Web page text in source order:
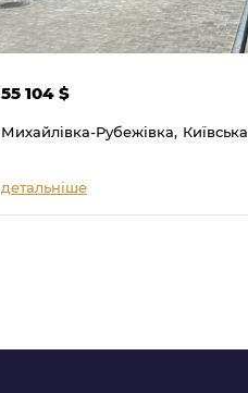
55 104 $
Михайлівка-Рубежівка, Київська
детальніше